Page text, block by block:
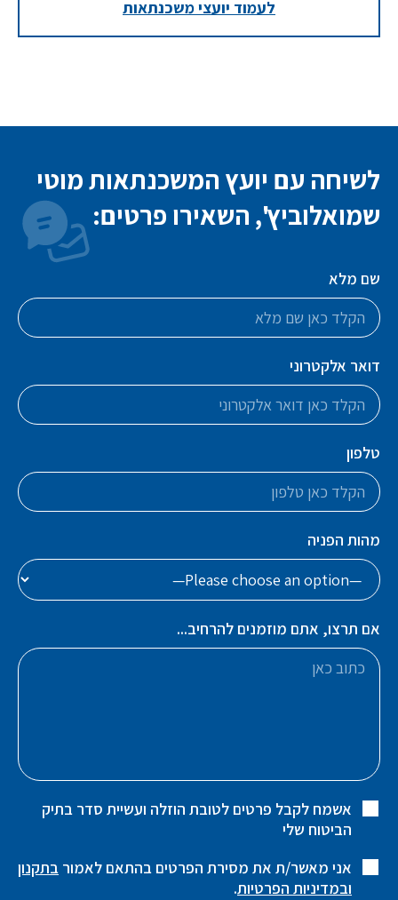
לעמוד יועצי משכנתאות
לשיחה עם יועץ המשכנתאות מוטי
שמואלוביץ', השאירו פרטים:
שם מלא
דואר אלקטרוני
טלפון
מהות הפניה
אם תרצו, אתם מוזמנים להרחיב...
אשמח לקבל פרטים לטובת הוזלה ועשיית סדר בתיק
הביטוח שלי
אני מאשר/ת את מסירת הפרטים בהתאם לאמור בתקנון
ובמדיניות הפרטיות.